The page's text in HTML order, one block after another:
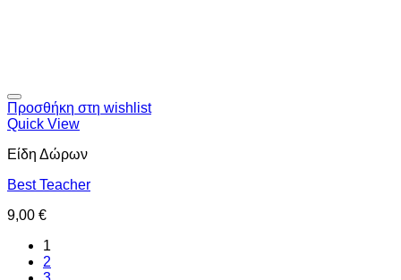
Προσθήκη στη wishlist
Quick View
Είδη Δώρων
Best Teacher
9,00 €
1
2